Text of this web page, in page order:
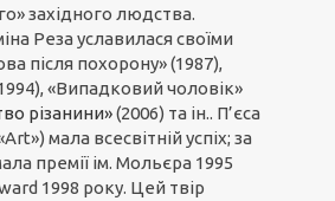
західного людства.
Реза уславилася своїми
після похорону» (1987),
«Випадковий чоловік»
різанини»(2006) та ін.. П’єса
мала всесвітній успіх; за
премії ім. Мольєра 1995
1998 року. Цей твір